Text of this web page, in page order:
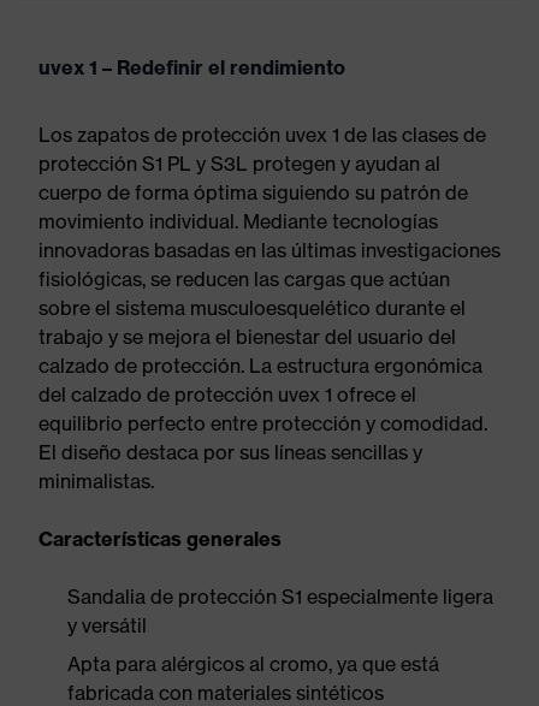
uvex 1 – Redefinir el rendimiento
Los zapatos de protección uvex 1 de las clases de
protección S1 PL y S3L protegen y ayudan al
cuerpo de forma óptima siguiendo su patrón de
movimiento individual. Mediante tecnologías
innovadoras basadas en las últimas investigaciones
fisiológicas, se reducen las cargas que actúan
sobre el sistema musculoesquelético durante el
trabajo y se mejora el bienestar del usuario del
calzado de protección. La estructura ergonómica
del calzado de protección uvex 1 ofrece el
equilibrio perfecto entre protección y comodidad.
El diseño destaca por sus líneas sencillas y
minimalistas.
Características generales
Sandalia de protección S1 especialmente ligera
y versátil
Apta para alérgicos al cromo, ya que está
fabricada con materiales sintéticos